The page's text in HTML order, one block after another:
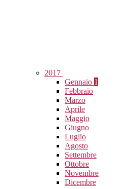
2017
Gennaio 1
Febbraio
Marzo
Aprile
Maggio
Giugno
Luglio
Agosto
Settembre
Ottobre
Novembre
Dicembre